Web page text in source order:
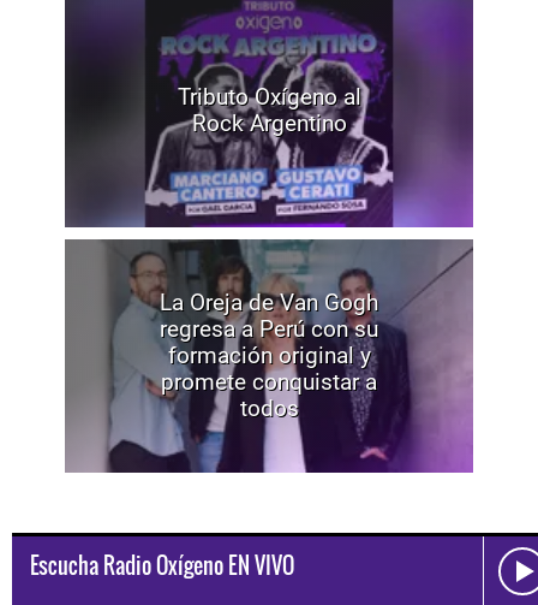
Tributo Oxígeno al
Rock Argentino
La Oreja de Van Gogh
regresa a Perú con su
formación original y
promete conquistar a
todos
Escucha Radio Oxígeno EN VIVO